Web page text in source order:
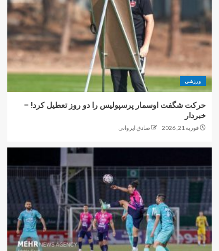
ورزشی
حرکت شگفت اوسمار پرسپولیس را دو روز تعطیل کرد! –
خبردار
فوریه 21, 2026 صادق ایروانی